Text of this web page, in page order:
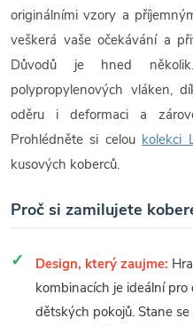
originálními vzory a
veškerá vaše očekávání a
Důvodů je hned
polypropylenových vláken,
oděru i deformaci a
Prohlédněte si celou kolekci
kusových koberců.
Proč si zamilujete
Design, který zaujme:
kombinacích je ideální
dětských pokojů. Stane